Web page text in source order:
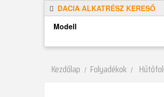
DACIA ALKATRÉSZ KERESŐ
Modell
Kezdőlap Folyadékok